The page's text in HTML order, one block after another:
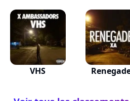
VHS